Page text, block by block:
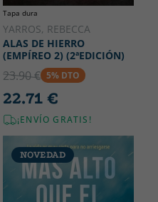
Tapa dura
YARROS, REBECCA
ALAS DE HIERRO
(EMPÍREO 2) (2ªEDICIÓN)
23.90 € 5% DTO
22.71 €
¡ENVÍO GRATIS!
NOVEDAD